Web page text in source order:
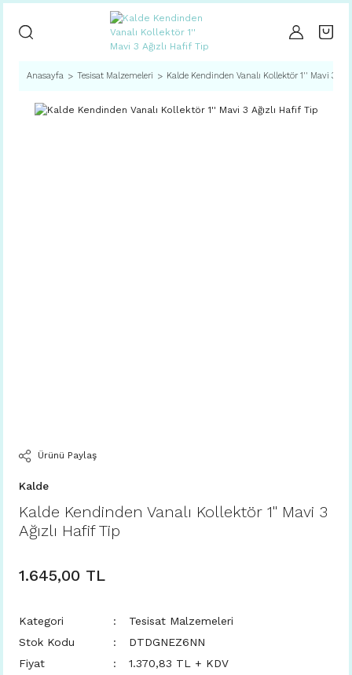
Anasayfa Tesisat Malzemeleri Kalde Kendinden Vanalı Kollektör 1'' Mavi 3
Ürünü Paylaş
Kalde
Kalde Kendinden Vanalı Kollektör 1'' Mavi 3
Ağızlı Hafif Tip
1.645,00 TL
Kategori
Tesisat Malzemeleri
Stok Kodu
DTDGNEZ6NN
Fiyat
1.370,83 TL + KDV